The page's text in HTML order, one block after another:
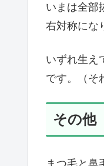
いまは全部
右対称にな
いずれ生え
です。（そ
その他